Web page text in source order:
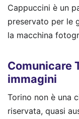
Cappuccini è un
preservato per le
la macchina
Comunicare
immagini
Torino non è una
riservata, quasi